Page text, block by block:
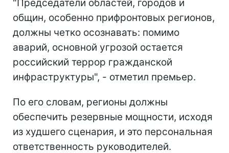
"Председатели областей, городов и
общин, особенно прифронтовых регионов,
должны четко осознавать: помимо
аварий, основной угрозой остается
российский террор гражданской
инфраструктуры", - отметил премьер.
По его словам, регионы должны
обеспечить резервные мощности, исходя
из худшего сценария, и это персональная
ответственность руководителей.